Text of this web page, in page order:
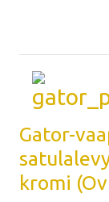
Gator-
kromi